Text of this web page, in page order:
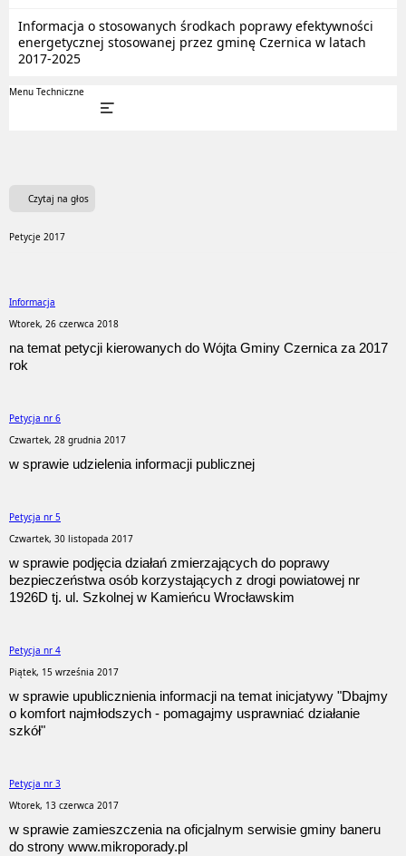
Informacja o stosowanych środkach poprawy efektywności
energetycznej stosowanej przez gminę Czernica w latach
2017-2025
Menu Techniczne
Czytaj na głos
Petycje 2017
Informacja
Wtorek, 26 czerwca 2018
na temat petycji kierowanych do Wójta Gminy Czernica za 2017
rok
Petycja nr 6
Czwartek, 28 grudnia 2017
w sprawie udzielenia informacji publicznej
Petycja nr 5
Czwartek, 30 listopada 2017
w sprawie podjęcia działań zmierzających do poprawy
bezpieczeństwa osób korzystających z drogi powiatowej nr
1926D tj. ul. Szkolnej w Kamieńcu Wrocławskim
Petycja nr 4
Piątek, 15 września 2017
w sprawie upublicznienia informacji na temat inicjatywy "Dbajmy
o komfort najmłodszych - pomagajmy usprawniać działanie
szkół"
Petycja nr 3
Wtorek, 13 czerwca 2017
w sprawie zamieszczenia na oficjalnym serwisie gminy baneru
do strony www.mikroporady.pl